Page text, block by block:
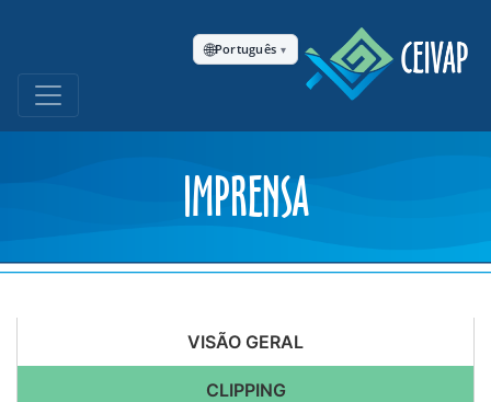
🌐Português ▾
IMPRENSA
VISÃO GERAL
CLIPPING